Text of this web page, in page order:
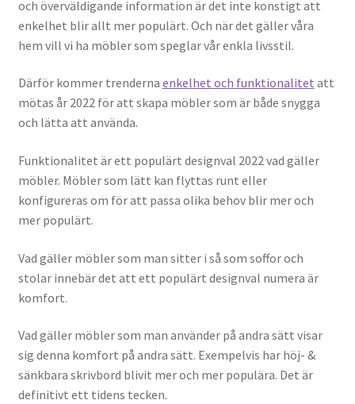
och överväldigande information är det inte konstigt att
enkelhet blir allt mer populärt. Och när det gäller våra
hem vill vi ha möbler som speglar vår enkla livsstil.
Därför kommer trenderna enkelhet och funktionalitet att
mötas år 2022 för att skapa möbler som är både snygga
och lätta att använda.
Funktionalitet är ett populärt designval 2022 vad gäller
möbler. Möbler som lätt kan flyttas runt eller
konfigureras om för att passa olika behov blir mer och
mer populärt.
Vad gäller möbler som man sitter i så som soffor och
stolar innebär det att ett populärt designval numera är
komfort.
Vad gäller möbler som man använder på andra sätt visar
sig denna komfort på andra sätt. Exempelvis har höj- &
sänkbara skrivbord blivit mer och mer populära. Det är
definitivt ett tidens tecken.